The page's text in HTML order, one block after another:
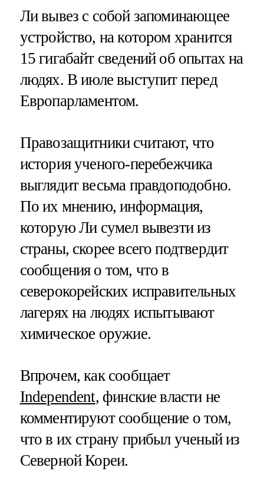
Ли вывез с собой запоминающее
устройство, на котором хранится
15 гигабайт сведений об опытах на
людях. В июле выступит перед
Европарламентом.
Правозащитники считают, что
история ученого-перебежчика
выглядит весьма правдоподобно.
По их мнению, информация,
которую Ли сумел вывезти из
страны, скорее всего подтвердит
сообщения о том, что в
северокорейских исправительных
лагерях на людях испытывают
химическое оружие.
Впрочем, как сообщает
Independent, финские власти не
комментируют сообщение о том,
что в их страну прибыл ученый из
Северной Кореи.